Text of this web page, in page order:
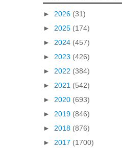
► 2026 (31)
► 2025 (174)
► 2024 (457)
► 2023 (426)
► 2022 (384)
► 2021 (542)
► 2020 (693)
► 2019 (846)
► 2018 (876)
► 2017 (1700)